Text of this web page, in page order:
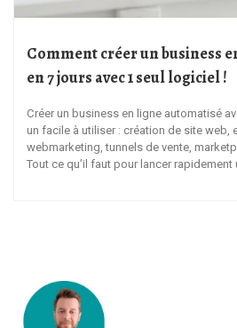
Comment créer un business
en 7 jours avec 1 seul logiciel !
Créer un business en ligne automatisé
un facile à utiliser : création de site web,
webmarketing, tunnels de vente,
Tout ce qu’il faut pour lancer rapidement